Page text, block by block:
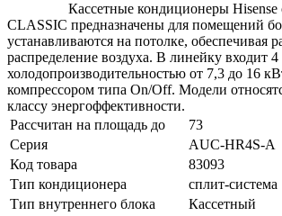
Кассетные кондиционеры Hisense
CLASSIC предназначены для помещений
устанавливаются на потолке, обеспечивая
распределение воздуха. В линейку входит
холодопроизводительностью от 7,3 до 16
компрессором типа On/Off. Модели
классу энергоффективности.
Рассчитан на площадь до
73
Серия
AUC-HR4S-A
Код товара
83093
Тип кондиционера
сплит-система
Тип внутреннего блока
Кассетный